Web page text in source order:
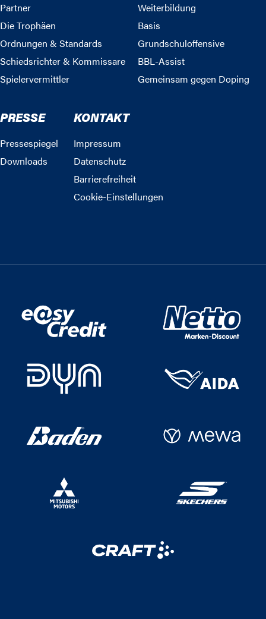
Partner
Die Trophäen
Ordnungen & Standards
Schiedsrichter & Kommissare
Spielervermittler
Weiterbildung
Basis
Grundschuloffensive
BBL-Assist
Gemeinsam gegen Doping
PRESSE
Pressespiegel
Downloads
KONTAKT
Impressum
Datenschutz
Barrierefreiheit
Cookie-Einstellungen